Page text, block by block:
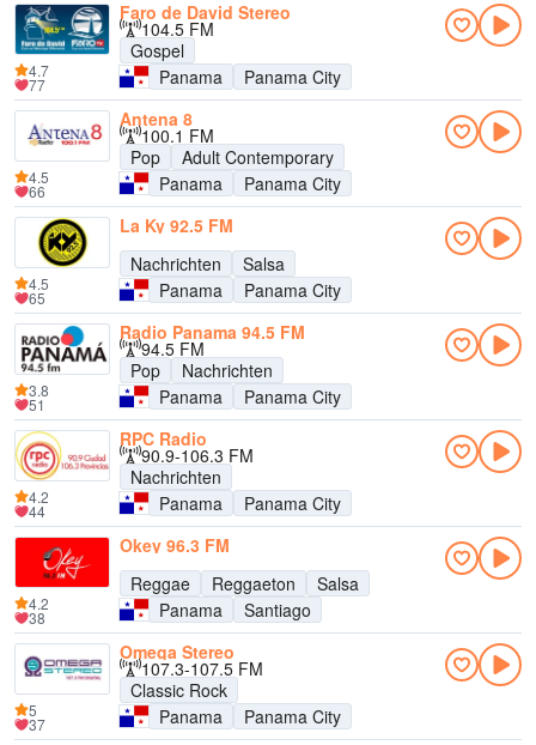
Faro de David Stereo
104.5 FM
Gospel
Panama
Panama City
4.7
77
Antena 8
100.1 FM
Pop
Adult Contemporary
Panama
Panama City
4.5
66
La Ky 92.5 FM
Nachrichten
Salsa
Panama
Panama City
4.5
65
Radio Panama 94.5 FM
94.5 FM
Pop
Nachrichten
Panama
Panama City
3.8
51
RPC Radio
90.9-106.3 FM
Nachrichten
Panama
Panama City
4.2
44
Okey 96.3 FM
Reggae
Reggaeton
Salsa
Panama
Santiago
4.2
38
Omega Stereo
107.3-107.5 FM
Classic Rock
Panama
Panama City
5
37